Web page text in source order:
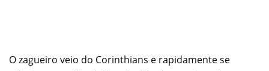
O zagueiro veio do Corinthians e rapidamente se